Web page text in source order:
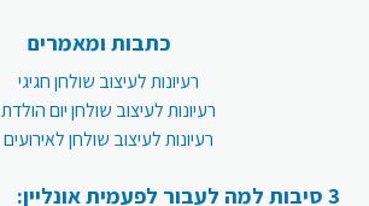
כתבות ומאמרים
רעיונות לעיצוב שולחן חגיגי
רעיונות לעיצוב שולחן יום הולדת
רעיונות לעיצוב שולחן לאירועים
3 סיבות למה לעבור לפעמית אונליין: